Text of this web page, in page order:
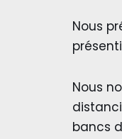
Nous
Nous
bancs